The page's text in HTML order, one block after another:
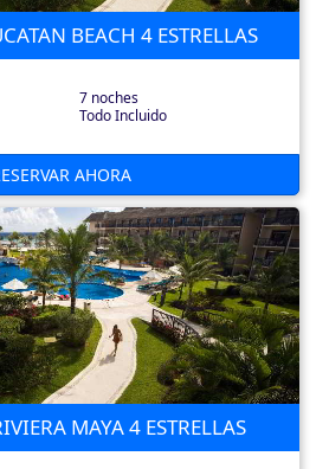
BEACH 4 ESTRELLAS
7 noches
Todo Incluido
AHORA
MAYA 4 ESTRELLAS